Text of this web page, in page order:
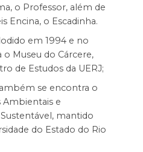
o Professor, além de
Encina, o Escadinha.
em 1994 e no
Museu do Cárcere,
de Estudos da UERJ;
se encontra o
Ambientais e
mantido
do Estado do Rio